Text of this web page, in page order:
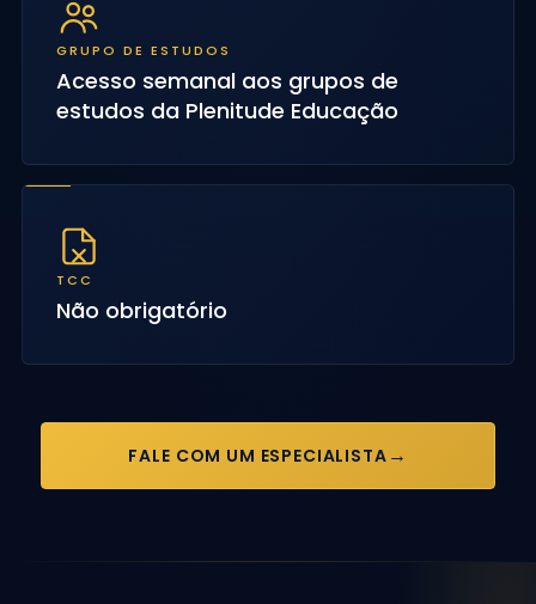
GRUPO DE ESTUDOS
Acesso semanal aos grupos de
estudos da Plenitude Educação
TCC
Não obrigatório
FALE COM UM ESPECIALISTA